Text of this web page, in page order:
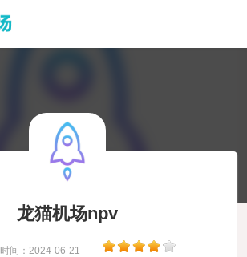
龙猫机场npv
时间：2024-06-21